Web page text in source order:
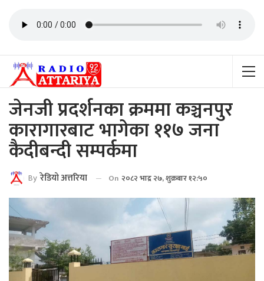
जेनजी प्रदर्शनका क्रममा कञ्चनपुर
कारागारबाट भागेका ११७ जना
कैदीबन्दी सम्पर्कमा
By रेडियाे अत्तरिया On २०८२ भाद्र २७, शुक्रबार १२:५०